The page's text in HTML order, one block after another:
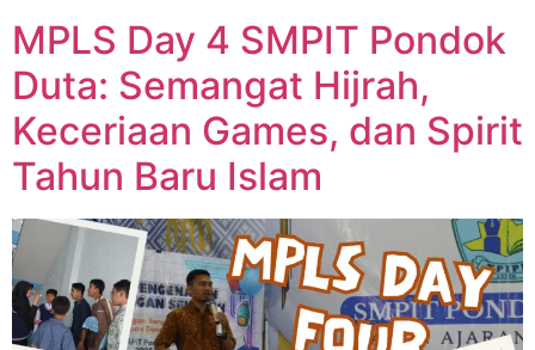
MPLS Day 4 SMPIT Pondok
Duta: Semangat Hijrah,
Keceriaan Games, dan Spirit
Tahun Baru Islam